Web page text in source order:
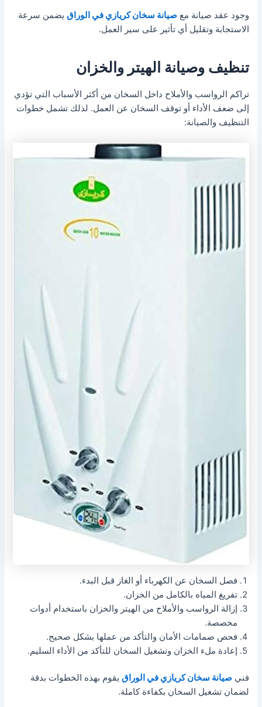
وجود عقد صيانة معصيانة سخان كريازي في الوراق يضمن سرعة
الاستجابة وتقليل أي تأثير على سير العمل.
تنظيف وصيانة الهيتر والخزان
تراكم الرواسب والأملاح داخل السخان من أكثر الأسباب التي تؤدي
إلى ضعف الأداء أو توقف السخان عن العمل. لذلك تشمل خطوات
التنظيف والصيانة:
فصل السخان عن الكهرباء أو الغاز قبل البدء.
تفريغ المياه بالكامل من الخزان.
إزالة الرواسب والأملاح من الهيتر والخزان باستخدام أدوات
مخصصة.
فحص صمامات الأمان والتأكد من عملها بشكل صحيح.
إعادة ملء الخزان وتشغيل السخان للتأكد من الأداء السليم.
فنيصيانة سخان كريازي في الوراق يقوم بهذه الخطوات بدقة
لضمان تشغيل السخان بكفاءة كاملة.